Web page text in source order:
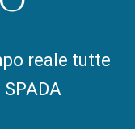
reale tutte